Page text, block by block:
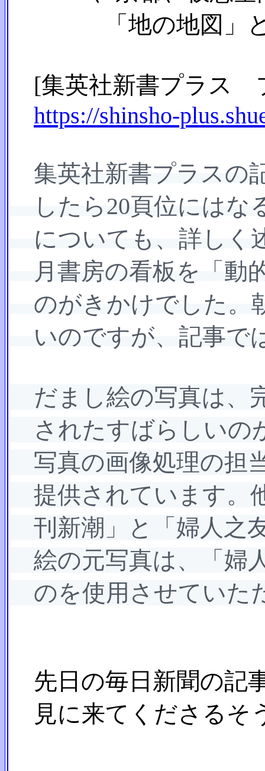
「地の地図」と「
[集英社新書プラス
https://shinsho-
集英社新書プラスの
したら20頁位にはな
についても、詳しく
月書房の看板を「動
のがきかけでした。
いのですが、記事で
だまし絵の写真は、
されたすばらしいの
写真の画像処理の担
提供されています。
刊新潮」と「婦人之
絵の元写真は、「婦
のを使用させていた
先日の毎日新聞の記
見に来てくださるそ